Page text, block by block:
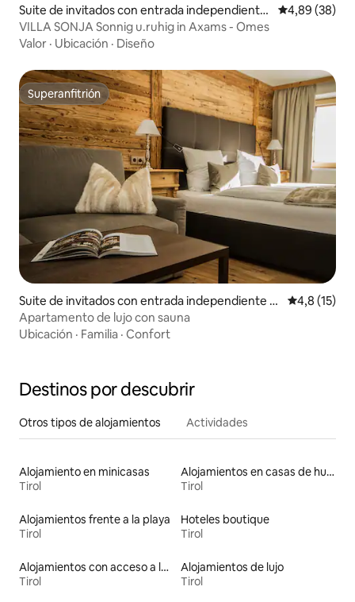
Suite de invitados con entrada independiente
en Axams
Calificación
4,89 (38)
VILLA SONJA Sonnig u.ruhig in Axams - Omes
Valor · Ubicación · Diseño
Superanfitrión
Superanfitrión
Suite de invitados con entrada independiente e
n Neßlegg
Calificación
4,8 (15)
Apartamento de lujo con sauna
Ubicación · Familia · Confort
Destinos por descubrir
Otros tipos de alojamientos Actividades
Alojamiento en minicasas
Tirol
Alojamientos en casas de huéspedes
Tirol
Alojamientos frente a la playa
Tirol
Hoteles boutique
Tirol
Alojamientos con acceso a las pistas de esquí
Tirol
Alojamientos de lujo
Tirol